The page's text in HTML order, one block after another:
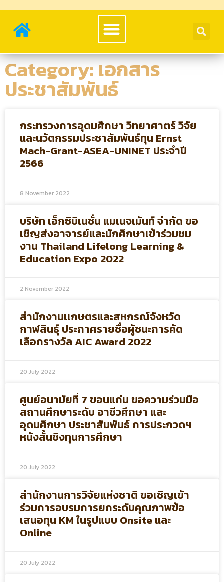
Category: เอกสาร
ประชาสัมพันธ์
กระทรวงการอุดมศึกษา วิทยาศาตร์ วิจัย
และนวัตกรรมประชาสัมพันธ์ทุน Ernst
Mach-Grant-ASEA-UNINET ประจำปี
2566
8 November 2022
บริษัท เอ็กซิบิเนชั่น แมเนจเม้นท์ จำกัด ขอ
เชิญส่งอาจารย์และนักศึกษาเข้าร่วมชม
งาน Thailand Lifelong Learning &
Education Expo 2022
2 November 2022
สำนักงานเเกษตรและสหกรณ์จังหวัด
กาฬสินธุ์ ประกาศรายชื่อผู้ชนะการคัด
เลือกรางวัล AIC Award 2022
20 July 2022
ศูนย์อนามัยที่ 7 ขอนแก่น ขอความร่วมมือ
สถานศึกษาระดับ อาชีวศึกษา และ
อุดมศึกษา ประชาสัมพันธ์ การประกวดฯ
หนังสั้นชิงทุนการศึกษา
20 July 2022
สำนักงานการวิจัยแห่งชาติ ขอเชิญเข้า
ร่วมการอบรมการยกระดับคุณภาพข้อ
เสนอทุน KM ในรูปแบบ Onsite และ
Online
20 July 2022